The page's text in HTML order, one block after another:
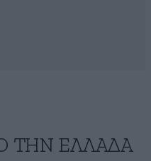
ΤΗΝ ΕΛΛΑΔΑ